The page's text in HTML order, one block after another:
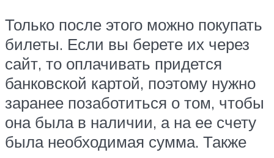
Только после этого можно покупать
билеты. Если вы берете их через
сайт, то оплачивать придется
банковской картой, поэтому нужно
заранее позаботиться о том, чтобы
она была в наличии, а на ее счету
была необходимая сумма. Также